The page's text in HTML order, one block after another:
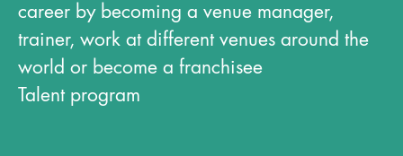
career by becoming a venue manager,
trainer, work at different venues around the
world or become a franchisee
Talent program